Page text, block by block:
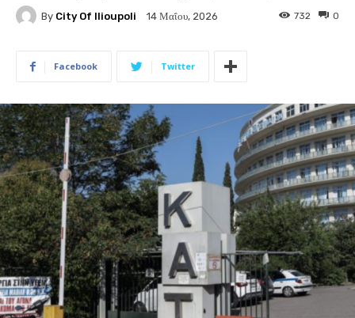
By City Of Ilioupoli 14 Μαΐου, 2026 0
732
Facebook Twitter